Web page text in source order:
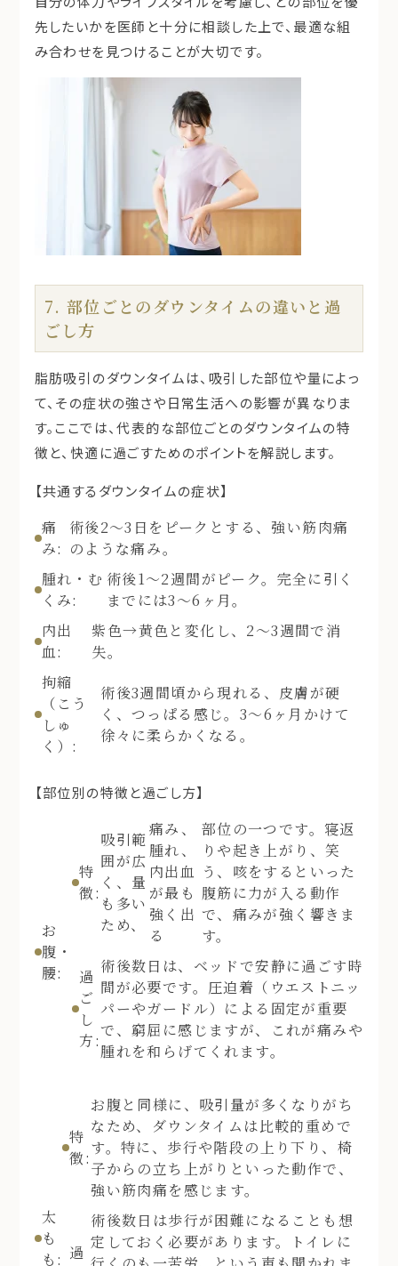
先したいかを医師と十分に相談した上で、最適な組
み合わせを見つけることが大切です。
7. 部位ごとのダウンタイムの違いと過
ごし方
脂肪吸引のダウンタイムは、吸引した部位や量によっ
て、その症状の強さや日常生活への影響が異なりま
す。ここでは、代表的な部位ごとのダウンタイムの特
徴と、快適に過ごすためのポイントを解説します。
【共通するダウンタイムの症状】
痛
み:
術後2〜3日をピークとする、強い筋肉痛
のような痛み。
腫れ・む
くみ:
術後1〜2週間がピーク。完全に引く
までには3〜6ヶ月。
内出
血:
紫色→黄色と変化し、2〜3週間で消
失。
拘縮
（こう
しゅ
く）:
術後3週間頃から現れる、皮膚が硬
く、つっぱる感じ。3〜6ヶ月かけて
徐々に柔らかくなる。
【部位別の特徴と過ごし方】
お
腹・
腰:
特
徴:
吸引範
囲が広
く、量
も多い
ため、
痛み、
腫れ、
内出血
が最も
強く出
る
部位の一つです。寝返
りや起き上がり、笑
う、咳をするといった
腹筋に力が入る動作
で、痛みが強く響きま
す。
過
ご
し
方:
術後数日は、ベッドで安静に過ごす時
間が必要です。圧迫着（ウエストニッ
パーやガードル）による固定が重要
で、窮屈に感じますが、これが痛みや
腫れを和らげてくれます。
太
も
も:
特
徴:
お腹と同様に、吸引量が多くなりがち
なため、ダウンタイムは比較的重めで
す。特に、歩行や階段の上り下り、椅
子からの立ち上がりといった動作で、
強い筋肉痛を感じます。
過
術後数日は歩行が困難になることも想
定しておく必要があります。トイレに